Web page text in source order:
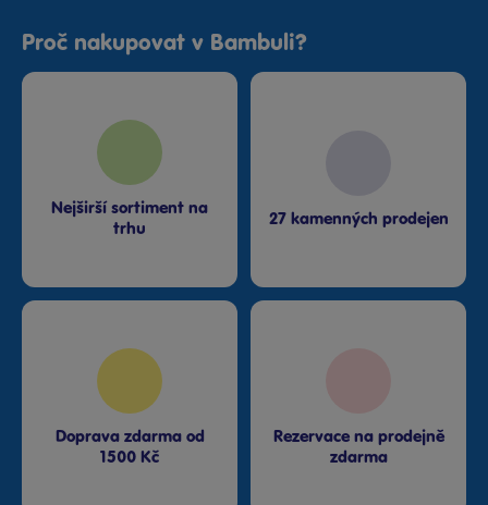
Proč nakupovat v Bambuli?
Nejširší sortiment na
trhu
27 kamenných prodejen
Doprava zdarma od
1500 Kč
Rezervace na prodejně
zdarma